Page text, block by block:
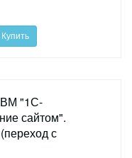
Купить
"1С-
сайтом".
с